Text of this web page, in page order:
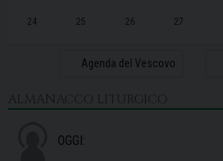
24 25 26 27
Agenda del Vescovo
ALMANACCO LITURGICO
OGGI: